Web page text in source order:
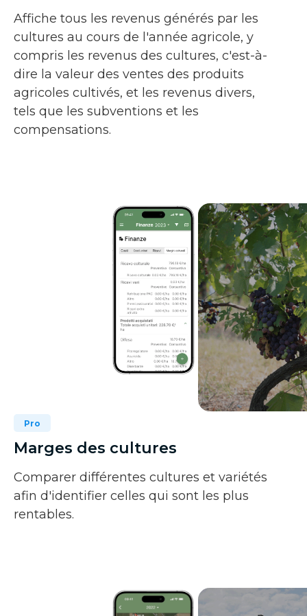
Affiche tous les revenus générés par les
cultures au cours de l'année agricole, y
compris les revenus des cultures, c'est-à-
dire la valeur des ventes des produits
agricoles cultivés, et les revenus divers,
tels que les subventions et les
compensations.
Pro
Marges des cultures
Comparer différentes cultures et variétés
afin d'identifier celles qui sont les plus
rentables.